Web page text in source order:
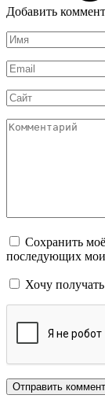
Добавить
Имя
*
Email
*
Сайт
Комментарий
Сохранить
последующих
Хочу